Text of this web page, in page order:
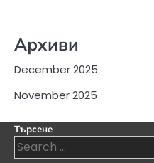
Архиви
December 2025
November 2025
Търсене
Search